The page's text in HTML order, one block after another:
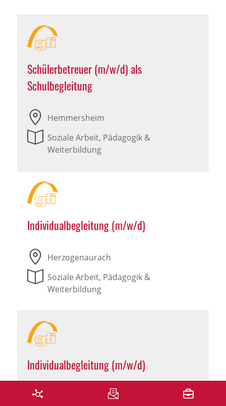
Schülerbetreuer (m/w/d) als
Schulbegleitung
Hemmersheim
Soziale Arbeit, Pädagogik &
Weiterbildung
Individualbegleitung (m/w/d)
Herzogenaurach
Soziale Arbeit, Pädagogik &
Weiterbildung
Individualbegleitung (m/w/d)